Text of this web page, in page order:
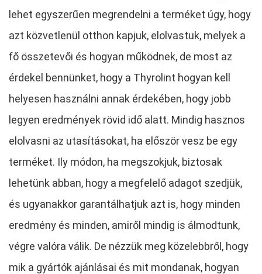
lehet egyszerűen megrendelni a terméket úgy, hogy
azt közvetlenül otthon kapjuk, elolvastuk, melyek a
fő összetevői és hogyan működnek, de most az
érdekel bennünket, hogy a Thyrolint hogyan kell
helyesen használni annak érdekében, hogy jobb
legyen eredmények rövid idő alatt. Mindig hasznos
elolvasni az utasításokat, ha először vesz be egy
terméket. Ily módon, ha megszokjuk, biztosak
lehetünk abban, hogy a megfelelő adagot szedjük,
és ugyanakkor garantálhatjuk azt is, hogy minden
eredmény és minden, amiről mindig is álmodtunk,
végre valóra válik. De nézzük meg közelebbről, hogy
mik a gyártók ajánlásai és mit mondanak, hogyan